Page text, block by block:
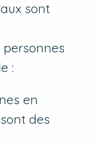
sont
:
en
des